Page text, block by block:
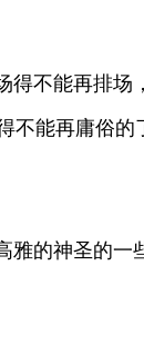
得不能再排
不能再庸俗
雅的神圣的